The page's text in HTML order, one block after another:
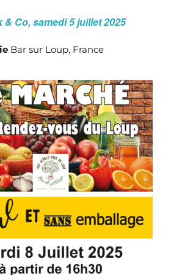
& Co, samedi 5 juillet 2025
Bar sur Loup, France